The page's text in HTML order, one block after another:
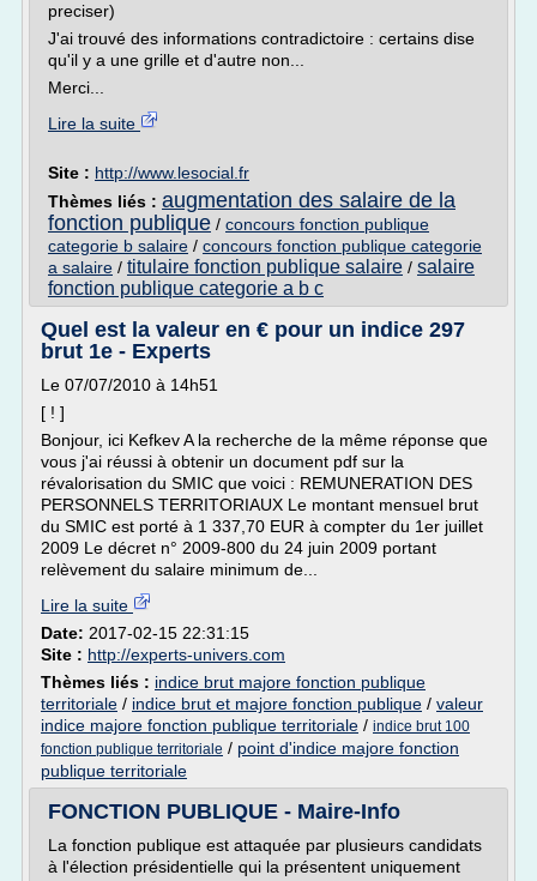
preciser)
J'ai trouvé des informations contradictoire : certains dise
qu'il y a une grille et d'autre non...
Merci...
Lire la suite
Site : http://www.lesocial.fr
Thèmes liés : augmentation des salaire de la
fonction publique / concours fonction publique
categorie b salaire / concours fonction publique categorie
a salaire / titulaire fonction publique salaire / salaire
fonction publique categorie a b c
Quel est la valeur en € pour un indice 297
brut 1e - Experts
Le 07/07/2010 à 14h51
[ ! ]
Bonjour, ici Kefkev A la recherche de la même réponse que
vous j'ai réussi à obtenir un document pdf sur la
révalorisation du SMIC que voici : REMUNERATION DES
PERSONNELS TERRITORIAUX Le montant mensuel brut
du SMIC est porté à 1 337,70 EUR à compter du 1er juillet
2009 Le décret n° 2009-800 du 24 juin 2009 portant
relèvement du salaire minimum de...
Lire la suite
Date: 2017-02-15 22:31:15
Site : http://experts-univers.com
Thèmes liés : indice brut majore fonction publique
territoriale / indice brut et majore fonction publique / valeur
indice majore fonction publique territoriale / indice brut 100
fonction publique territoriale / point d'indice majore fonction
publique territoriale
FONCTION PUBLIQUE - Maire-Info
La fonction publique est attaquée par plusieurs candidats
à l'élection présidentielle qui la présentent uniquement